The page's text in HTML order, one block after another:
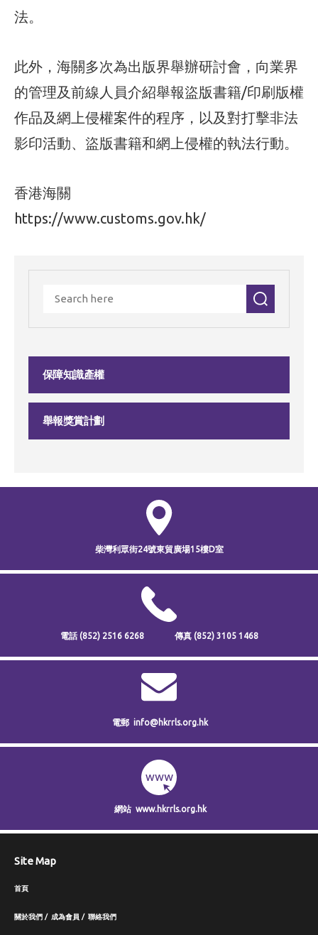
法。
此外，海關多次為出版界舉辦研討會，向業界
的管理及前線人員介紹舉報盜版書籍/印刷版權
作品及網上侵權案件的程序，以及對打擊非法
影印活動、盜版書籍和網上侵權的執法行動。
香港海關
https://www.customs.gov.hk/
保障知識產權
舉報獎賞計劃
柴灣利眾街24號東貿廣場15樓D室
電話(852) 2516 6268 傳真 (852) 3105 1468
電郵 info@hkrrls.org.hk
網站 www.hkrrls.org.hk
Site Map
首頁
關於我們 成為會員 聯絡我們